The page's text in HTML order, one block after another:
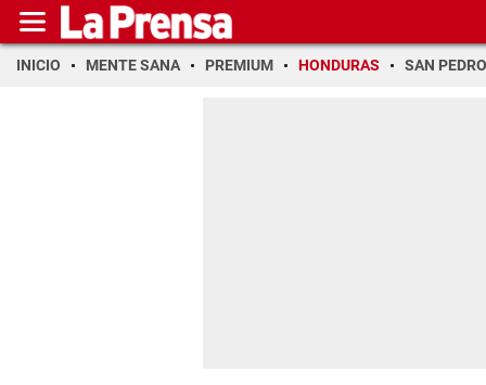
INICIO MENTE SANA PREMIUM HONDURAS SAN PEDRO